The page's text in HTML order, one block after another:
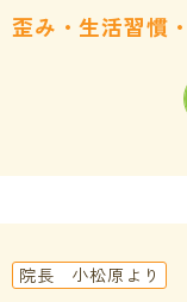
歪み・生活習慣
院長 小松原より